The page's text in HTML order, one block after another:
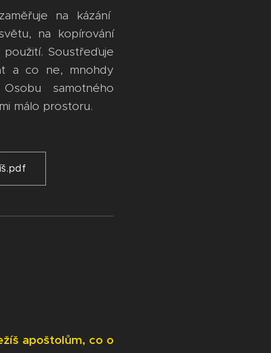
na kázání
na kopírování
Soustřeďuje
a co ne, mnohdy
samotného
málo prostoru.
apoštolům, co o